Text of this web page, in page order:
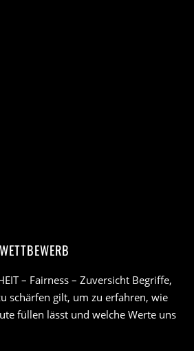
– Fairness – Zuversicht Begriffe,
schärfen gilt, um zu erfahren, wie
füllen lässt und welche Werte uns